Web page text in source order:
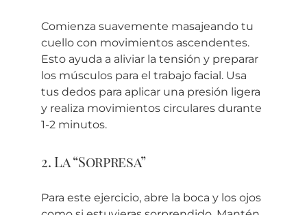
Comienza suavemente masajeando tu
cuello con movimientos ascendentes.
Esto ayuda a aliviar la tensión y preparar
los músculos para el trabajo facial. Usa
tus dedos para aplicar una presión ligera
y realiza movimientos circulares durante
1-2 minutos.
2. La “Sorpresa”
Para este ejercicio, abre la boca y los ojos